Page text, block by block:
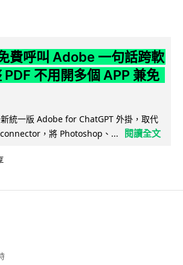
費呼叫 Adobe 一句話跨軟
PDF 不用開多個 APP 兼免
統一版 Adobe for ChatGPT 外掛，取代
，將 Photoshop、...
閱讀全文